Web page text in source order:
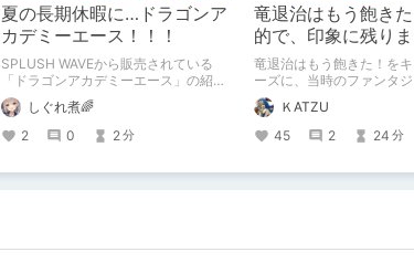
夏の長期休暇に…ドラゴンア
カデミーエース！！！
SPLUSH WAVEから販売されている
「ドラゴンアカデミーエース」の紹介
です。 最後にしぐれ煮からお得情報
が！！？ 最後までお見逃しなく🌟
しぐれ煮🌈
2
0 2分
竜退治はもう飽き
的で、印象に残り
役を紹介します！
キャラ】
竜退治はもう飽きた！を
ーズに、当時のファンタ
ムに後ろ足で砂をかけた
ンな世界観と作風が魅力
ックス」の1～4の中で、
超個性的な敵キャラクタ
ていきます！
ＫATZU
45
2 24 分